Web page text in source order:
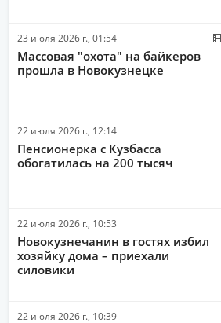
23 июля 2026 г., 01:54
Массовая "охота" на байкеров
прошла в Новокузнецке
22 июля 2026 г., 12:14
Пенсионерка с Кузбасса
обогатилась на 200 тысяч
22 июля 2026 г., 10:53
Новокузнечанин в гостях избил
хозяйку дома – приехали
силовики
22 июля 2026 г., 10:39